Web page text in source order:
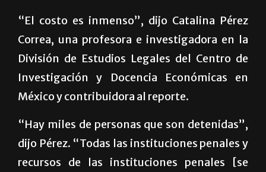
“El costo es inmenso”, dijo Catalina Pérez
Correa, una profesora e investigadora en la
División de Estudios Legales del Centro de
Investigación y Docencia Económicas en
México y contribuidora al reporte.
“Hay miles de personas que son detenidas”,
dijo Pérez. “Todas las instituciones penales y
recursos de las instituciones penales [se